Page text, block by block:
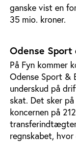
ganske vist en
35 mio. kroner.
Odense Sport
På Fyn kommer
Odense Sport &
underskud på
skat. Det sker
koncernen på
regnskabet,